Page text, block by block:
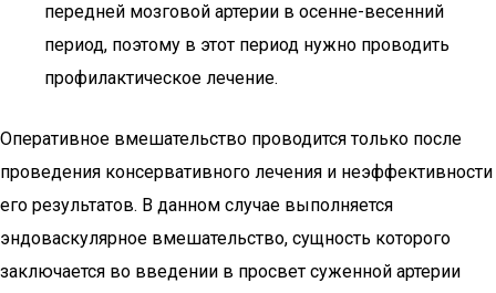
передней мозговой артерии в осенне-весенний
период, поэтому в этот период нужно проводить
профилактическое лечение.
Оперативное вмешательство проводится только после
проведения консервативного лечения и неэффективности
его результатов. В данном случае выполняется
эндоваскулярное вмешательство, сущность которого
заключается во введении в просвет суженной артерии